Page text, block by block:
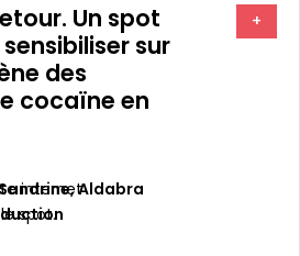
Un spot
sur
des
cocaïne en
,Aldabra
internet
spot.
+